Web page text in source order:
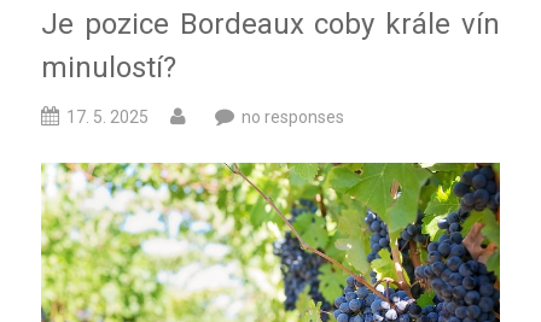
Je pozice Bordeaux coby krále vín
minulostí?
17. 5. 2025 no responses